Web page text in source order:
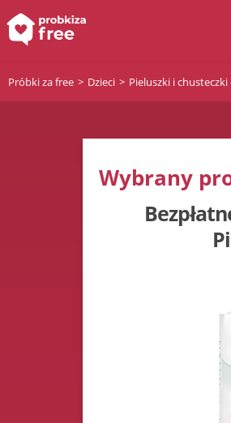
Próbki za free Dzieci Pieluszki i
Wybrany